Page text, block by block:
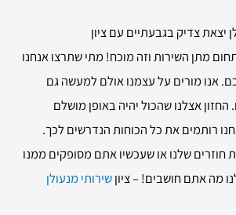
יצאת צדיק בגבעתיים עם ציון
מתן השירות וזה מוכח! מתי שתרצו אנחנו
אנו מורים על עצמנו אולם למעשה גם
אצלנו שהכול יהיה באופן מושלם
רותמים את כל הכוחות הנדרשים לכך.
חוזרים שלנו או שעכשיו אתם מסופקים ממנו
מה אתם חושבים! – ציוןשירותי מנעולן